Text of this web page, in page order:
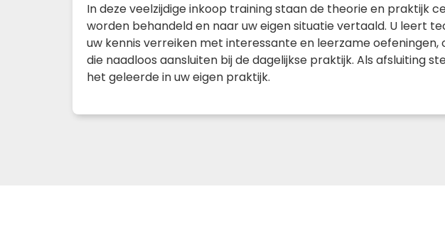
In deze veelzijdige inkoop training staan de theorie en praktijk
worden behandeld en naar uw eigen situatie vertaald. U leert
uw kennis verreiken met interessante en leerzame
die naadloos aansluiten bij de dagelijkse praktijk. Als afsluiting
het geleerde in uw eigen praktijk.